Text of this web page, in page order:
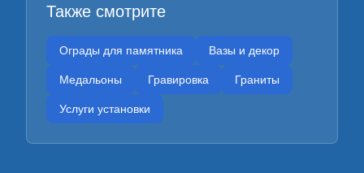
Также смотрите
Ограды для памятника Вазы и декор
Медальоны Гравировка Граниты
Услуги установки